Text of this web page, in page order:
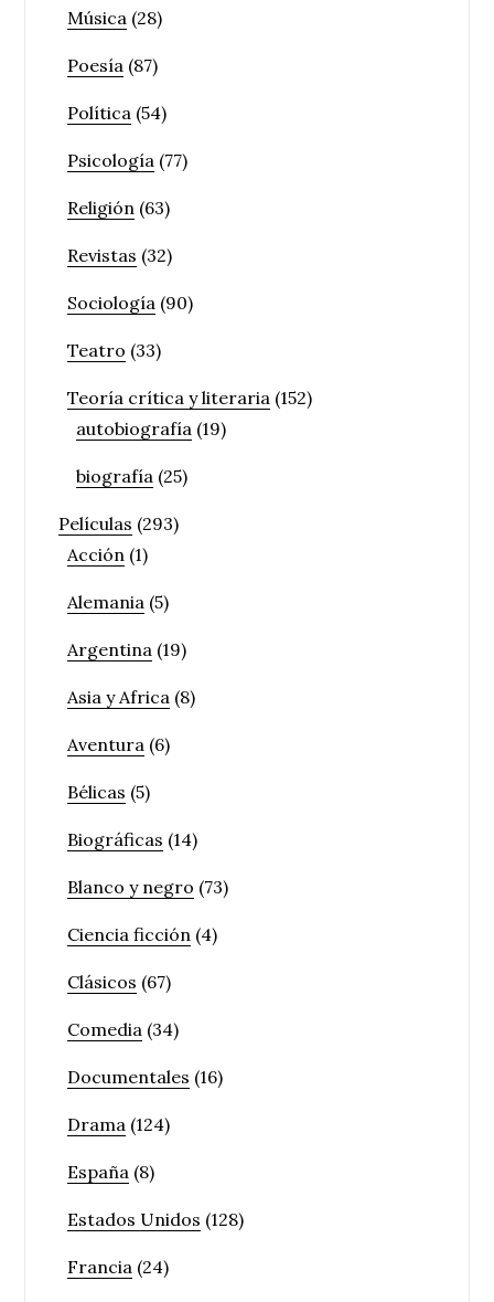
Música (28)
Poesía (87)
Política (54)
Psicología (77)
Religión (63)
Revistas (32)
Sociología (90)
Teatro (33)
Teoría crítica y literaria (152)
autobiografía (19)
biografía (25)
Películas (293)
Acción (1)
Alemania (5)
Argentina (19)
Asia y Africa (8)
Aventura (6)
Bélicas (5)
Biográficas (14)
Blanco y negro (73)
Ciencia ficción (4)
Clásicos (67)
Comedia (34)
Documentales (16)
Drama (124)
España (8)
Estados Unidos (128)
Francia (24)